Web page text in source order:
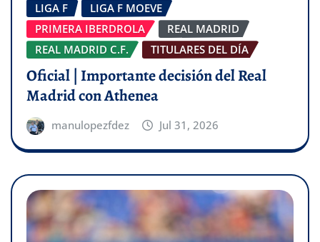
LIGA F
LIGA F MOEVE
PRIMERA IBERDROLA
REAL MADRID
REAL MADRID C.F.
TITULARES DEL DÍA
Oficial | Importante decisión del Real
Madrid con Athenea
manulopezfdez Jul 31, 2026